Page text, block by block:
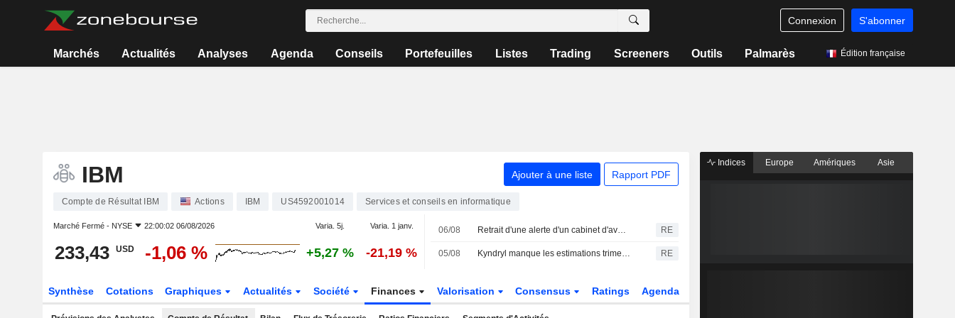
Connexion S'abonner
Marchés Actualités Analyses Agenda Conseils Portefeuilles Listes Trading Screeners Outils Palmarès Édition française
IBM Ajouter à une liste Rapport PDF
Compte de Résultat IBM Actions IBM US4592001014 Services et conseils en informatique
Marché Fermé - NYSE 22:00:02 06/08/2026 Varia. 5j. Varia. 1 janv.
233,43 USD -1,06 % +5,27 % -21,19 %
06/08 Retrait d'une alerte d'un cabinet d'avocats concernant IBM RE
05/08 Kyndryl manque les estimations trimestrielles en raison d'un chiffre d'affaires décevant et des charges liées aux suppressions de postes RE
Synthèse Cotations Graphiques Actualités Société Finances Valorisation Consensus Ratings Agenda
Indices Europe Amériques Asie